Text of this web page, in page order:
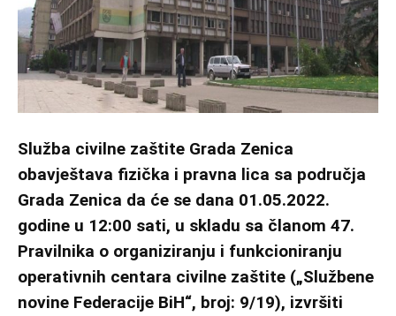
Služba civilne zaštite Grada Zenica
obavještava fizička i pravna lica sa područja
Grada Zenica da će se dana 01.05.2022.
godine u 12:00 sati, u skladu sa članom 47.
Pravilnika o organiziranju i funkcioniranju
operativnih centara civilne zaštite („Službene
novine Federacije BiH“, broj: 9/19), izvršiti